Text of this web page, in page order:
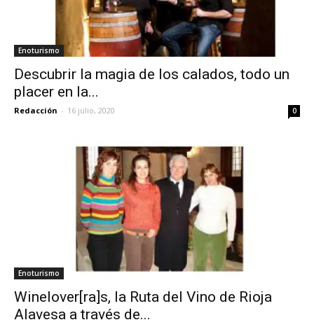
Enoturismo
Descubrir la magia de los calados, todo un
placer en la...
Redacción - 16 julio, 2020 0
Enoturismo
Winelover[ra]s, la Ruta del Vino de Rioja
Alavesa a través de...